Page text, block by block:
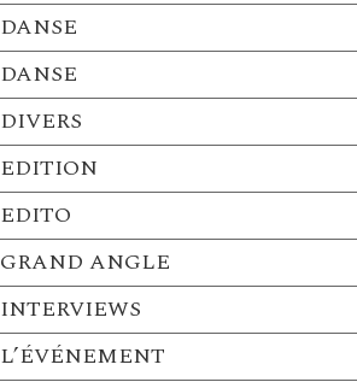
DANSE
DANSE
DIVERS
EDITION
EDITO
GRAND ANGLE
INTERVIEWS
L’ÉVÉNEMENT